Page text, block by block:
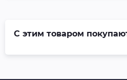
С этим товаром